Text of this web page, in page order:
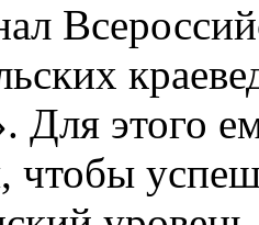
Для этого
чтобы